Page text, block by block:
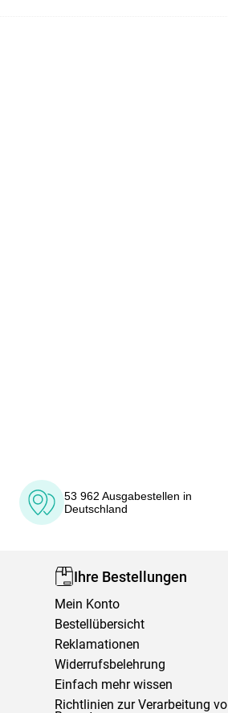
53 962 Ausgabestellen in
Deutschland
Ihre Bestellungen
Mein Konto
Bestellübersicht
Reklamationen
Widerrufsbelehrung
Einfach mehr wissen
Richtlinien zur Verarbeitung